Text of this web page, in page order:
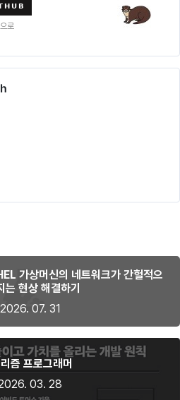
로
가상머신의 네트워크가 간헐적으
는 현상 해결하기
2026. 07. 31
즘 프로그래머
03. 28